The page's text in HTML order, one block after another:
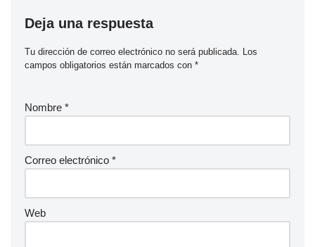
Deja una respuesta
Tu dirección de correo electrónico no será publicada. Los
campos obligatorios están marcados con *
Nombre *
Correo electrónico *
Web